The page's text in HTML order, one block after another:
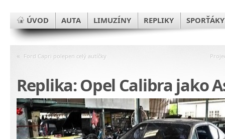
ÚVOD AUTA LIMUZÍNY REPLIKY SPORŤÁKY
« Ford Capri polepen celý autíčky
Replika: Opel Calibra jako